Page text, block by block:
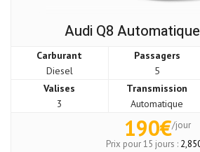
Audi Q8 Automatique
Carburant
Diesel
Passagers
5
Valises
3
Transmission
Automatique
190€/jour
Prix pour 15 jours :